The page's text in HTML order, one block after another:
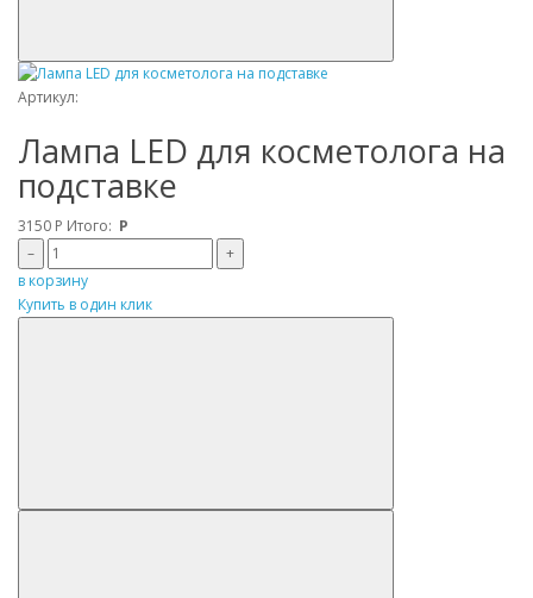
Артикул:
Лампа LED для косметолога на
подставке
3150 Р Итого: Р
–
+
в корзину
Купить в один клик